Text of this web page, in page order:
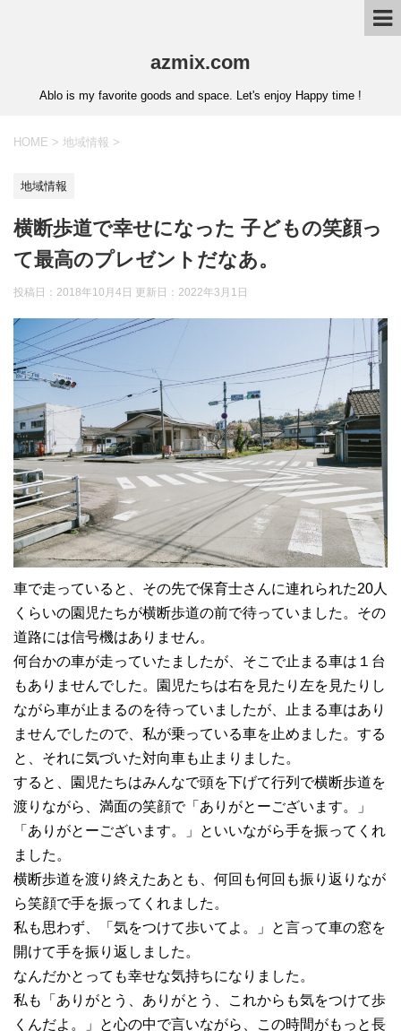
azmix.com
Ablo is my favorite goods and space. Let's enjoy Happy time !
HOME > 地域情報 >
地域情報
横断歩道で幸せになった 子どもの笑顔っ
て最高のプレゼントだなあ。
投稿日：2018年10月4日 更新日： 2022年3月1日
車で走っていると、その先で保育士さんに連れられた20人
くらいの園児たちが横断歩道の前で待っていました。その
道路には信号機はありません。
何台かの車が走っていたましたが、そこで止まる車は１台
もありませんでした。園児たちは右を見たり左を見たりし
ながら車が止まるのを待っていましたが、止まる車はあり
ませんでしたので、私が乗っている車を止めました。する
と、それに気づいた対向車も止まりました。
すると、園児たちはみんなで頭を下げて行列で横断歩道を
渡りながら、満面の笑顔で「ありがとーございます。」
「ありがとーございます。」といいながら手を振ってくれ
ました。
横断歩道を渡り終えたあとも、何回も何回も振り返りなが
ら笑顔で手を振ってくれました。
私も思わず、「気をつけて歩いてよ。」と言って車の窓を
開けて手を振り返しました。
なんだかとっても幸せな気持ちになりました。
私も「ありがとう、ありがとう、これからも気をつけて歩
くんだよ。」と心の中で言いながら、この時間がもっと長